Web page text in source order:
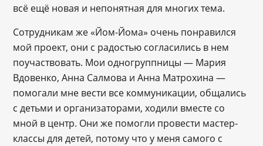
всё ещё новая и непонятная для многих тема.
Сотрудникам же «Йом-Йома» очень понравился
мой проект, они с радостью согласились в нем
поучаствовать. Мои одногруппницы — Мария
Вдовенко, Анна Салмова и Анна Матрохина —
помогали мне вести все коммуникации, общались
с детьми и организаторами, ходили вместе со
мной в центр. Они же помогли провести мастер-
классы для детей, потому что у меня самого с